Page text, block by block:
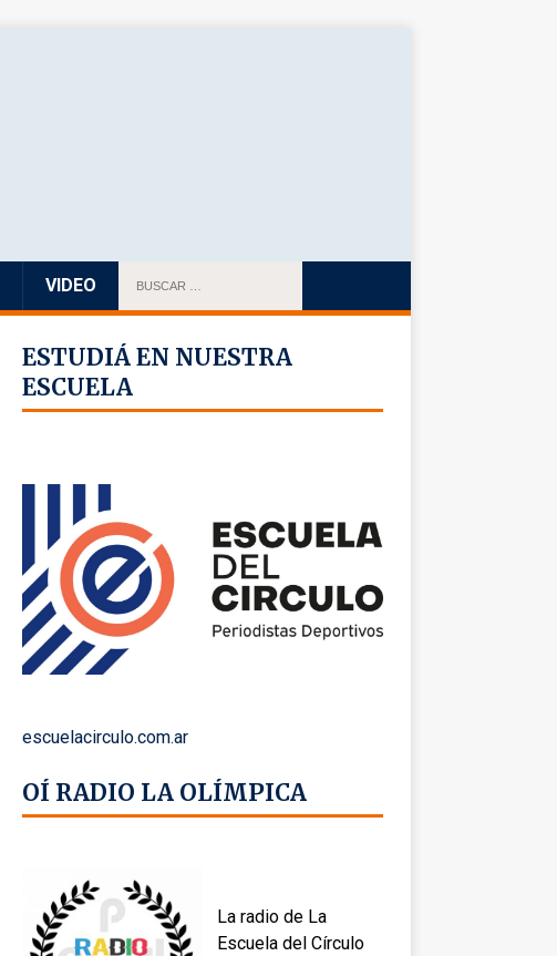
VIDEO
ESTUDIÁ EN NUESTRA
ESCUELA
escuelacirculo.com.ar
OÍ RADIO LA OLÍMPICA
La radio de La
Escuela del Círculo